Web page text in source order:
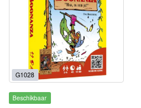
G1028
Beschikbaar